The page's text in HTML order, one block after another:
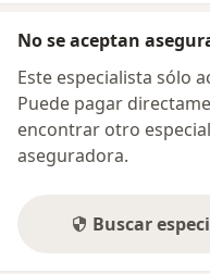
No se aceptan
Este especialista sólo
Puede pagar
encontrar otro
aseguradora.
Buscar